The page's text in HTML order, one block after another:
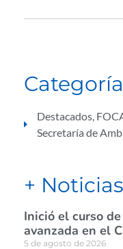
Destacados,
Secretaría de
+ Noticias
Inició el curso
avanzada en el
5 de agosto de 2026